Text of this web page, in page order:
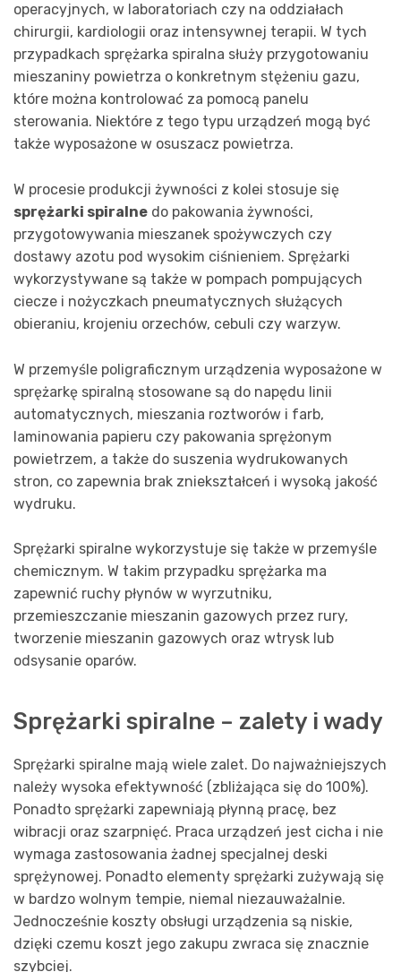
operacyjnych, w laboratoriach czy na oddziałach
chirurgii, kardiologii oraz intensywnej terapii. W tych
przypadkach sprężarka spiralna służy przygotowaniu
mieszaniny powietrza o konkretnym stężeniu gazu,
które można kontrolować za pomocą panelu
sterowania. Niektóre z tego typu urządzeń mogą być
także wyposażone w osuszacz powietrza.
W procesie produkcji żywności z kolei stosuje się
sprężarki spiralne do pakowania żywności,
przygotowywania mieszanek spożywczych czy
dostawy azotu pod wysokim ciśnieniem. Sprężarki
wykorzystywane są także w pompach pompujących
ciecze i nożyczkach pneumatycznych służących
obieraniu, krojeniu orzechów, cebuli czy warzyw.
W przemyśle poligraficznym urządzenia wyposażone w
sprężarkę spiralną stosowane są do napędu linii
automatycznych, mieszania roztworów i farb,
laminowania papieru czy pakowania sprężonym
powietrzem, a także do suszenia wydrukowanych
stron, co zapewnia brak zniekształceń i wysoką jakość
wydruku.
Sprężarki spiralne wykorzystuje się także w przemyśle
chemicznym. W takim przypadku sprężarka ma
zapewnić ruchy płynów w wyrzutniku,
przemieszczanie mieszanin gazowych przez rury,
tworzenie mieszanin gazowych oraz wtrysk lub
odsysanie oparów.
Sprężarki spiralne – zalety i wady
Sprężarki spiralne mają wiele zalet. Do najważniejszych
należy wysoka efektywność (zbliżająca się do 100%).
Ponadto sprężarki zapewniają płynną pracę, bez
wibracji oraz szarpnięć. Praca urządzeń jest cicha i nie
wymaga zastosowania żadnej specjalnej deski
sprężynowej. Ponadto elementy sprężarki zużywają się
w bardzo wolnym tempie, niemal niezauważalnie.
Jednocześnie koszty obsługi urządzenia są niskie,
dzięki czemu koszt jego zakupu zwraca się znacznie
szybciej.